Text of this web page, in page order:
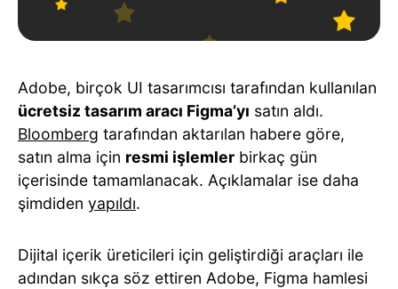
Adobe, birçok UI tasarımcısı tarafından kullanılan
ücretsiz tasarım aracı Figma’yı satın aldı.
Bloomberg tarafından aktarılan habere göre,
satın alma için resmi işlemler birkaç gün
içerisinde tamamlanacak. Açıklamalar ise daha
şimdiden yapıldı.
Dijital içerik üreticileri için geliştirdiği araçları ile
adından sıkça söz ettiren Adobe, Figma hamlesi